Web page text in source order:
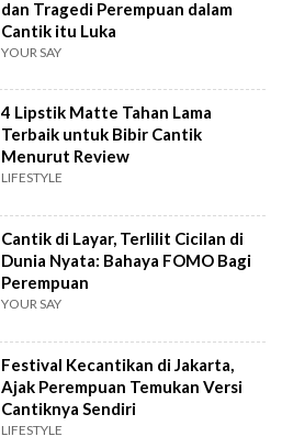
dan Tragedi Perempuan dalam
Cantik itu Luka
YOUR SAY
4 Lipstik Matte Tahan Lama
Terbaik untuk Bibir Cantik
Menurut Review
LIFESTYLE
Cantik di Layar, Terlilit Cicilan di
Dunia Nyata: Bahaya FOMO Bagi
Perempuan
YOUR SAY
Festival Kecantikan di Jakarta,
Ajak Perempuan Temukan Versi
Cantiknya Sendiri
LIFESTYLE